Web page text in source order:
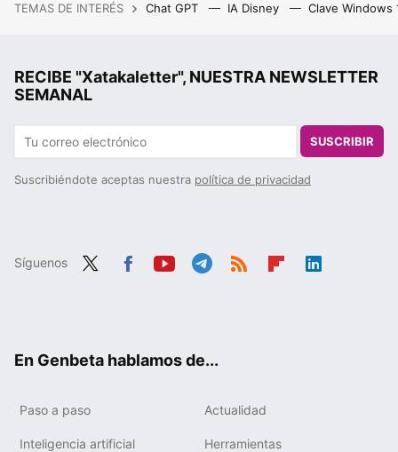
TEMAS DE INTERÉS Chat GPT IA Disney Clave Windows
RECIBE "Xatakaletter", NUESTRA NEWSLETTER
SEMANAL
SUSCRIBIR
Suscribiéndote aceptas nuestra política de privacidad
Síguenos
En Genbeta hablamos de...
Paso a paso Actualidad
Inteligencia artificial Herramientas